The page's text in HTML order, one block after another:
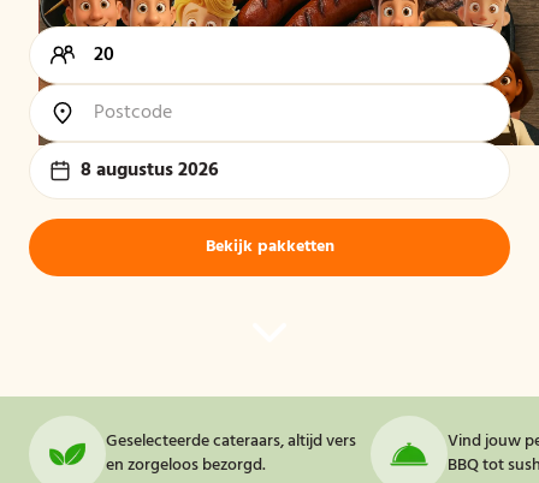
8 augustus 2026
Bekijk pakketten
Geselecteerde cateraars, altijd vers
en zorgeloos bezorgd.
Vind jouw
BBQ tot